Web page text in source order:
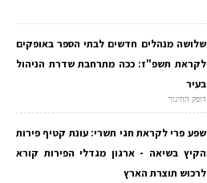
שלושה מנהלים חדשים לבתי הספר באופקים
לקראת תשפ"ז: ככה מתרחבת שדרת הניהול
בעיר
דופק החינוך
שפע פרי לקראת חגי תשרי: עונת קטיף פירות
הקיץ בשיאה - ארגון מגדלי הפירות קורא
לרכוש תוצרת הארץ